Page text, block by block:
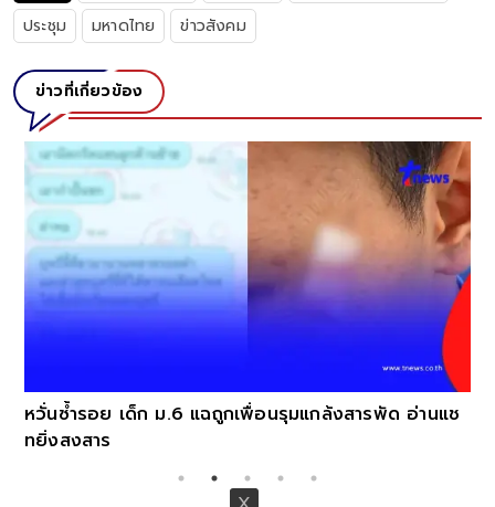
ประชุม
มหาดไทย ข่าวสังคม
ข่าวที่เกี่ยวข้อง
หวั่นซ้ำรอย เด็ก ม.6 แฉถูกเพื่อนรุมแกล้งสารพัด อ่านแช
ทยิ่งสงสาร